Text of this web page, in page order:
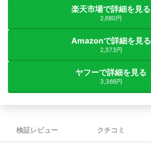
楽天市場で詳細を見る
2,680円
Amazonで詳細を見る
2,373円
ヤフーで詳細を見る
3,366円
検証レビュー クチコミ